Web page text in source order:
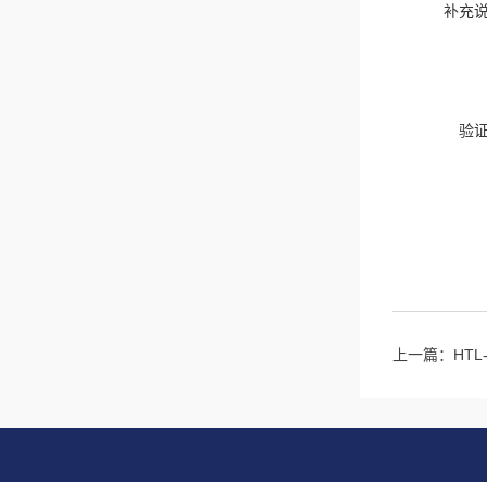
补充
验
上一篇：